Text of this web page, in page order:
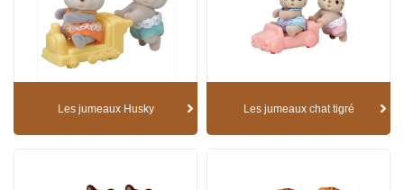
Les jumeaux Husky Les jumeaux chat tigré